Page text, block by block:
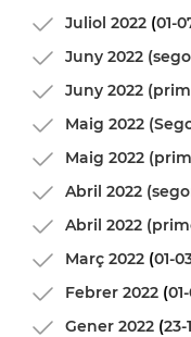
Juliol 2022 (01-
Juny 2022
Juny 2022
Maig 2022
Maig 2022
Abril 2022
Abril 2022
Març 2022 (01-
Febrer 2022 (
Gener 2022 (23-